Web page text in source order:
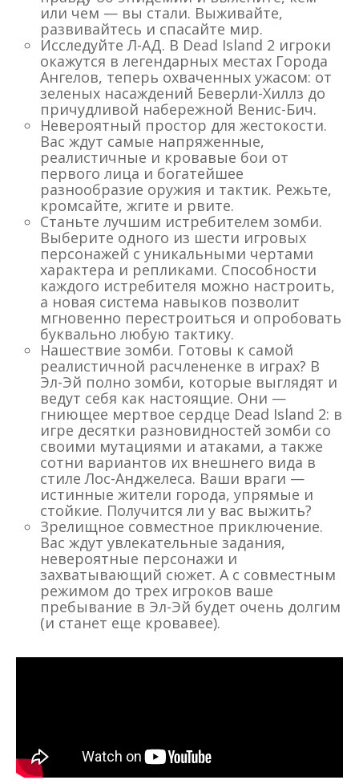
или чем — вы стали. Выживайте,
развивайтесь и спасайте мир.
Исследуйте Л-АД. В Dead Island 2 игроки
окажутся в легендарных местах Города
Ангелов, теперь охваченных ужасом: от
зеленых насаждений Беверли-Хиллз до
причудливой набережной Венис-Бич.
Невероятный простор для жестокости.
Вас ждут самые напряженные,
реалистичные и кровавые бои от
первого лица и богатейшее
разнообразие оружия и тактик. Режьте,
кромсайте, жгите и рвите.
Станьте лучшим истребителем зомби.
Выберите одного из шести игровых
персонажей с уникальными чертами
характера и репликами. Способности
каждого истребителя можно настроить,
а новая система навыков позволит
мгновенно перестроиться и опробовать
буквально любую тактику.
Нашествие зомби. Готовы к самой
реалистичной расчлененке в играх? В
Эл-Эй полно зомби, которые выглядят и
ведут себя как настоящие. Они —
гниющее мертвое сердце Dead Island 2: в
игре десятки разновидностей зомби со
своими мутациями и атаками, а также
сотни вариантов их внешнего вида в
стиле Лос-Анджелеса. Ваши враги —
истинные жители города, упрямые и
стойкие. Получится ли у вас выжить?
Зрелищное совместное приключение.
Вас ждут увлекательные задания,
невероятные персонажи и
захватывающий сюжет. А с совместным
режимом до трех игроков ваше
пребывание в Эл-Эй будет очень долгим
(и станет еще кровавее).